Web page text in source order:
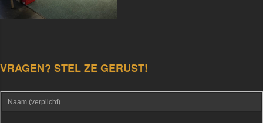
VRAGEN? STEL ZE GERUST!